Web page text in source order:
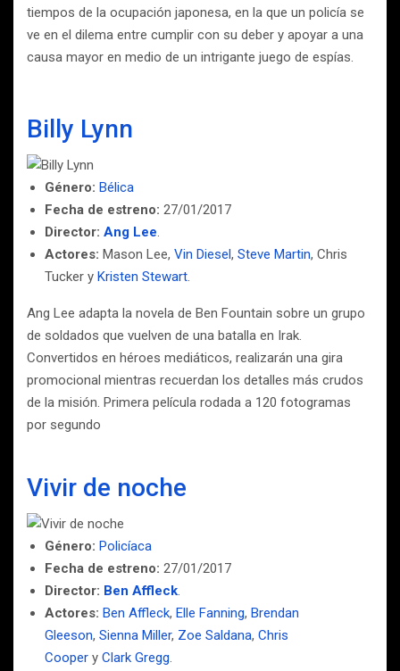
tiempos de la ocupación japonesa, en la que un policía se
ve en el dilema entre cumplir con su deber y apoyar a una
causa mayor en medio de un intrigante juego de espías.
Billy Lynn
Género: Bélica
Fecha de estreno: 27/01/2017
Director: Ang Lee.
Actores: Mason Lee, Vin Diesel, Steve Martin, Chris
Tucker y Kristen Stewart.
Ang Lee adapta la novela de Ben Fountain sobre un grupo
de soldados que vuelven de una batalla en Irak.
Convertidos en héroes mediáticos, realizarán una gira
promocional mientras recuerdan los detalles más crudos
de la misión. Primera película rodada a 120 fotogramas
por segundo
Vivir de noche
Género: Policíaca
Fecha de estreno: 27/01/2017
Director: Ben Affleck.
Actores: Ben Affleck, Elle Fanning, Brendan
Gleeson, Sienna Miller, Zoe Saldana, Chris
Cooper y Clark Gregg.